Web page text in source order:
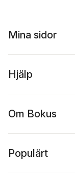
Mina sidor
Hjälp
Om Bokus
Populärt